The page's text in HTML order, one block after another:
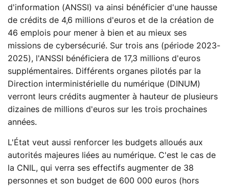
d'information (ANSSI) va ainsi bénéficier d'une hausse
de crédits de 4,6 millions d'euros et de la création de
46 emplois pour mener à bien et au mieux ses
missions de cybersécurié. Sur trois ans (période 2023-
2025), l'ANSSI bénéficiera de 17,3 millions d'euros
supplémentaires. Différents organes pilotés par la
Direction interministérielle du numérique (DINUM)
verront leurs crédits augmenter à hauteur de plusieurs
dizaines de millions d'euros sur les trois prochaines
années.
L'État veut aussi renforcer les budgets alloués aux
autorités majeures liées au numérique. C'est le cas de
la CNIL, qui verra ses effectifs augmenter de 38
personnes et son budget de 600 000 euros (hors